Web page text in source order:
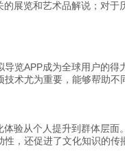
展览和艺术品解说；对
览APP成为全球用户的
术尤为重要，能够帮助不
体验从个人提升到群体层
，还促进了文化知识的